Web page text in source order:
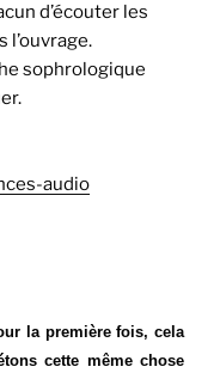
d’écouter les
l’ouvrage.
sophrologique
audio
la première fois, cela
cette même chose